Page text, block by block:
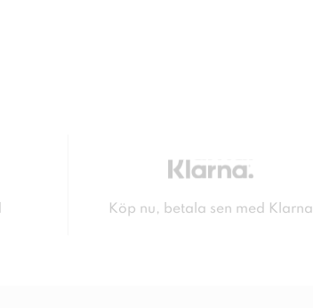
Köp nu, betala sen med Klarna